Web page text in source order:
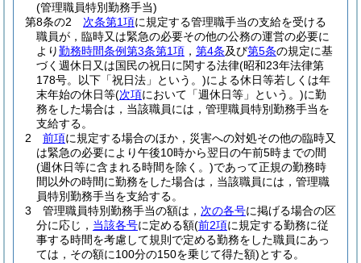
(管理職員特別勤務手当)
第8条の2
次条第1項に規定する管理職手当の支給を受ける
職員が，臨時又は緊急の必要その他の公務の運営の必要に
より勤務時間条例第3条第1項 ， 第4条及び第5条の規定に基
づく週休日又は国民の祝日に関する法律(昭和23年法律第
178号。以下「祝日法」という。)による休日等若しくは年
末年始の休日等(次項において「週休日等」という。)に勤
務をした場合は，当該職員には，管理職員特別勤務手当を
支給する。
2
前項に規定する場合のほか，災害への対処その他の臨時又
は緊急の必要により午後10時から翌日の午前5時までの間
(週休日等に含まれる時間を除く。)であって正規の勤務時
間以外の時間に勤務をした場合は，当該職員には，管理職
員特別勤務手当を支給する。
3
管理職員特別勤務手当の額は， 次の各号に掲げる場合の区
分に応じ， 当該各号に定める額(前2項に規定する勤務に従
事する時間を考慮して規則で定める勤務をした職員にあっ
ては，その額に100分の150を乗じて得た額)とする。